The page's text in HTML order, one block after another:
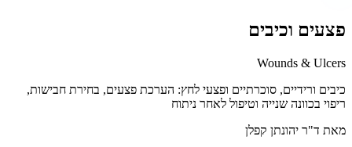
פצעים וכיבים
Wounds & Ulcers
כיבים ורידיים, סוכרתיים ופצעי לחץ: הערכת פצעים, בחירת חבישות,
ריפוי בכוונה שנייה וטיפול לאחר ניתוח
מאת ד"ר יהונתן קפלן